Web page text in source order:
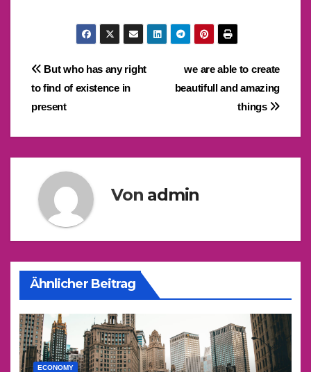
Beitragsnavigationwe are able to create
beautifull and amazing
things
But who has any right
to find of existence in
present
Von admin
Ähnlicher Beitrag
ECONOMY